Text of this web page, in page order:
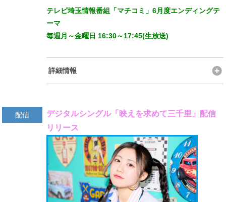
テレビ埼玉情報番組「マチコミ」6月度エンディングテ
ーマ
毎週月～金曜日 16:30～17:45(生放送)
詳細情報
配信
デジタルシングル「映えを求めて三千里」配信
リリース